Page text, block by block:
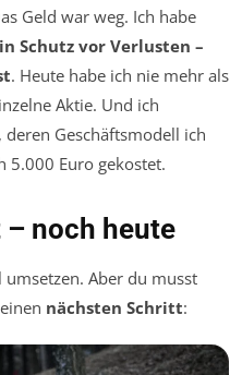
Geld war weg. Ich habe
Schutz vor Verlusten –
. Heute habe ich nie mehr als
Aktie. Und ich
Geschäftsmodell ich
5.000 Euro gekostet.
noch heute
Aber du musst
nächsten Schritt: